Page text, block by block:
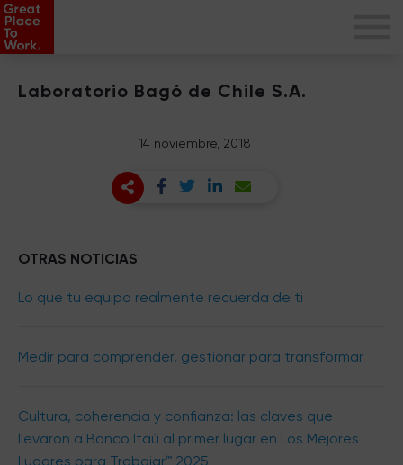
Laboratorio Bagó de Chile S.A.
14 noviembre, 2018
OTRAS NOTICIAS
Lo que tu equipo realmente recuerda de ti
Medir para comprender, gestionar para transformar
Cultura, coherencia y confianza: las claves que
llevaron a Banco Itaú al primer lugar en Los Mejores
Lugares para Trabajar™ 2025